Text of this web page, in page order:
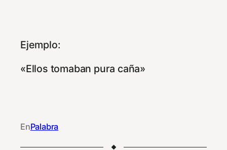
Ejemplo:
«Ellos tomaban pura caña»
EnPalabra